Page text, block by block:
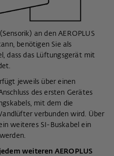
an den AEROPLUS
benötigen Sie als
dass das Lüftungsgerät mit
jeweils über einen
des ersten Gerätes
mit dem die
verbunden wird. Über
weiteres SI-Buskabel ein
weiteren AEROPLUS